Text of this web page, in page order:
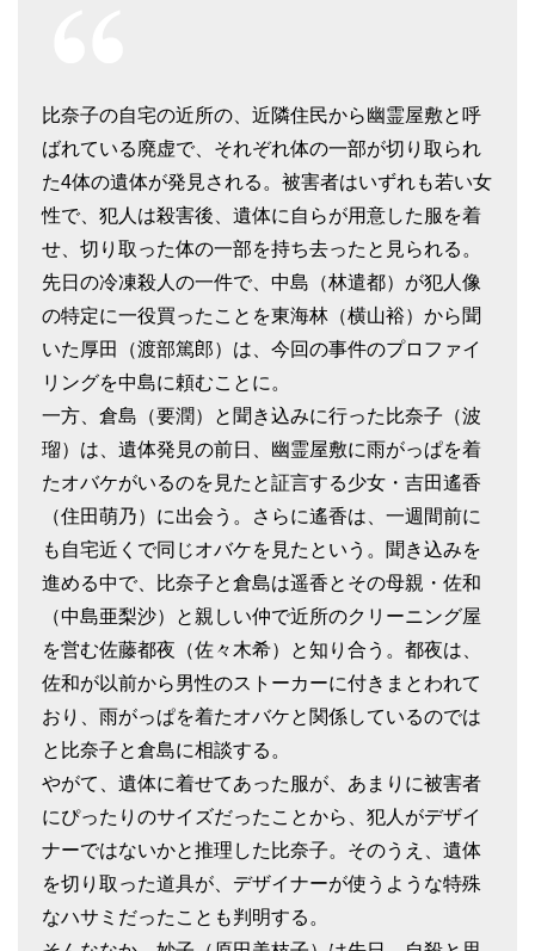
比奈子の自宅の近所の、近隣住民から幽霊屋敷と呼
ばれている廃虚で、それぞれ体の一部が切り取られ
た4体の遺体が発見される。被害者はいずれも若い女
性で、犯人は殺害後、遺体に自らが用意した服を着
せ、切り取った体の一部を持ち去ったと見られる。
先日の冷凍殺人の一件で、中島（林遣都）が犯人像
の特定に一役買ったことを東海林（横山裕）から聞
いた厚田（渡部篤郎）は、今回の事件のプロファイ
リングを中島に頼むことに。
一方、倉島（要潤）と聞き込みに行った比奈子（波
瑠）は、遺体発見の前日、幽霊屋敷に雨がっぱを着
たオバケがいるのを見たと証言する少女・吉田遙香
（住田萌乃）に出会う。さらに遙香は、一週間前に
も自宅近くで同じオバケを見たという。聞き込みを
進める中で、比奈子と倉島は遥香とその母親・佐和
（中島亜梨沙）と親しい仲で近所のクリーニング屋
を営む佐藤都夜（佐々木希）と知り合う。都夜は、
佐和が以前から男性のストーカーに付きまとわれて
おり、雨がっぱを着たオバケと関係しているのでは
と比奈子と倉島に相談する。
やがて、遺体に着せてあった服が、あまりに被害者
にぴったりのサイズだったことから、犯人がデザイ
ナーではないかと推理した比奈子。そのうえ、遺体
を切り取った道具が、デザイナーが使うような特殊
なハサミだったことも判明する。